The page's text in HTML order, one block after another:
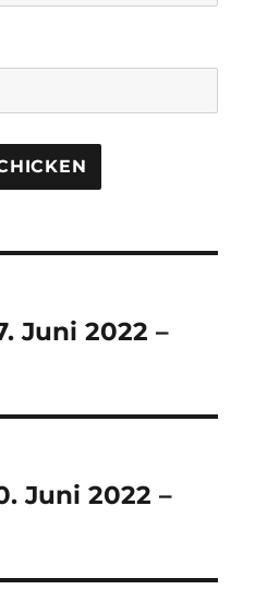
Juni 2022 –
Juni 2022 –